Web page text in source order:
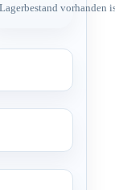
Lagerbestand vorhanden